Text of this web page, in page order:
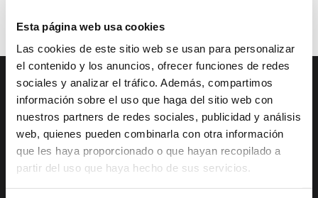
Esta página web usa cookies
Las cookies de este sitio web se usan para personalizar
el contenido y los anuncios, ofrecer funciones de redes
sociales y analizar el tráfico. Además, compartimos
información sobre el uso que haga del sitio web con
nuestros partners de redes sociales, publicidad y análisis
web, quienes pueden combinarla con otra información
que les haya proporcionado o que hayan recopilado a
partir del uso que haya hecho de sus servicios.
DESCUBRE XÀBIA
Mirador Virtual
Cultura y Patrimonio
Paseo por Xàbia
Histórica
QUÉ HACER
Eventos todo el año
Camino del Alba
Actividades
deportivas